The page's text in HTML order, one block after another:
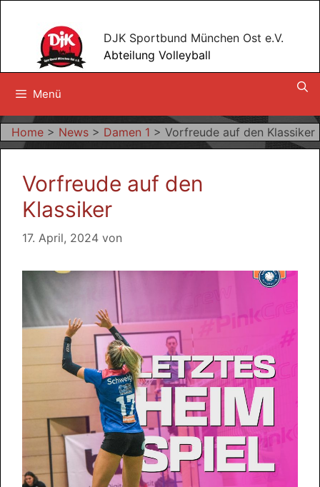
springen
DJK Sportbund München Ost e.V.
Abteilung Volleyball
Menü
Home > News > Damen 1 > Vorfreude auf den Klassiker
Vorfreude auf den
Klassiker
17. April, 2024 von